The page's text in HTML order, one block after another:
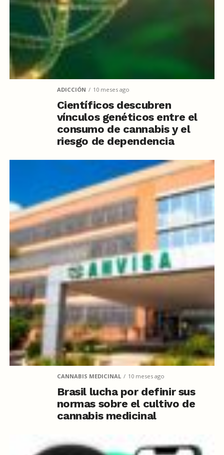
ADICCIÓN 10 meses ago
Científicos descubren
vínculos genéticos entre el
consumo de cannabis y el
riesgo de dependencia
CANNABIS MEDICINAL 10 meses ago
Brasil lucha por definir sus
normas sobre el cultivo de
cannabis medicinal